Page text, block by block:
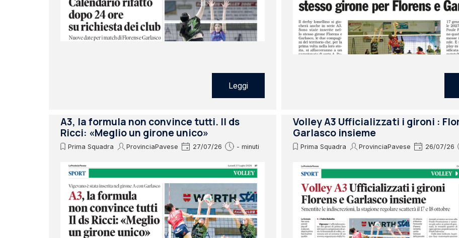
Leggi
A3, la formula non convince tutti. Il ds
Ricci: «Meglio un girone unico»
Prima Squadra ProvinciaPavese 27/07/26 - minuti
Volley A3 Ufficializzati i gironi :
Garlasco insieme
Prima Squadra ProvinciaPavese 26/07/26